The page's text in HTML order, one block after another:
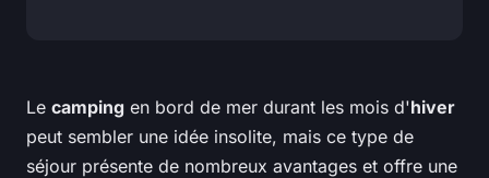
Le camping en bord de mer durant les mois d'hiver
peut sembler une idée insolite, mais ce type de
séjour présente de nombreux avantages et offre une